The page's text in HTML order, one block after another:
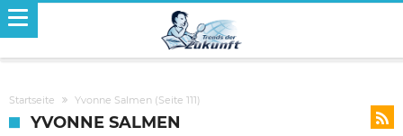
Startseite Yvonne Salmen (Seite 111)
YVONNE SALMEN